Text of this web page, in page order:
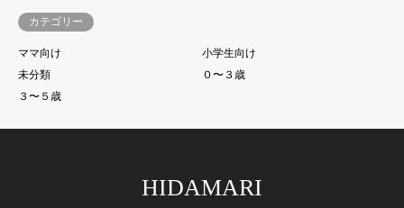
カテゴリー
ママ向け
小学生向け
未分類
０〜３歳
３〜５歳
HIDAMARI